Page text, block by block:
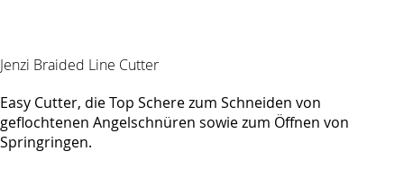
Jenzi Braided Line Cutter
Easy Cutter, die Top Schere zum Schneiden von
geflochtenen Angelschnüren sowie zum Öffnen von
Springringen.